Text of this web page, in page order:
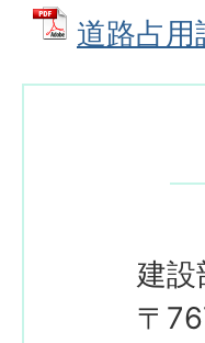
道路占
建
〒